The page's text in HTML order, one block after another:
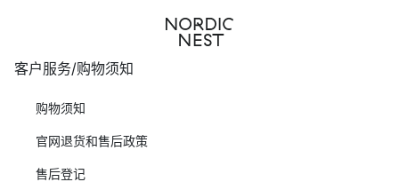
客户服务/购物须知
购物须知
官网退货和售后政策
售后登记